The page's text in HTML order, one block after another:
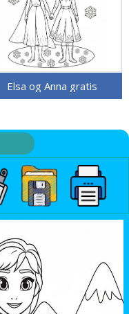
Elsa og Anna gratis